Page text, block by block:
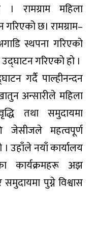
रामग्राम महिला
छ। रामग्राम–
स्थपना गरिएको
गरिएको हो ।
गर्दै पाल्हीनन्दन
अन्सारीले महिला
तथा समुदायमा
जेसीजले महत्वपूर्ण
उहाँले नयाँ कार्यालय
कार्यक्रमहरू अझ
पुग्ने विश्वास